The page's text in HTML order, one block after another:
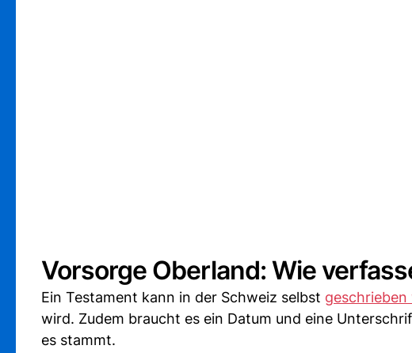
Vorsorge Oberland: Wie
Ein Testament kann in der Schweiz selbst geschrieben
wird. Zudem braucht es ein Datum und eine
es stammt.